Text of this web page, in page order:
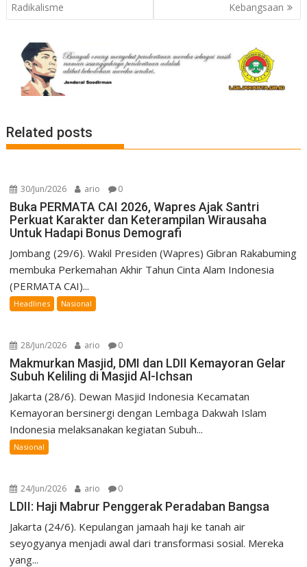
Radikalisme
Kebangsaan
Related posts
30/Jun/2026 ario 0
Buka PERMATA CAI 2026, Wapres Ajak Santri
Perkuat Karakter dan Keterampilan Wirausaha
Untuk Hadapi Bonus Demografi
Jombang (29/6). Wakil Presiden (Wapres) Gibran Rakabuming
membuka Perkemahan Akhir Tahun Cinta Alam Indonesia
(PERMATA CAI)...
Headlines Nasional
28/Jun/2026 ario 0
Makmurkan Masjid, DMI dan LDII Kemayoran Gelar
Subuh Keliling di Masjid Al-Ichsan
Jakarta (28/6). Dewan Masjid Indonesia Kecamatan
Kemayoran bersinergi dengan Lembaga Dakwah Islam
Indonesia melaksanakan kegiatan Subuh...
Nasional
24/Jun/2026 ario 0
LDII: Haji Mabrur Penggerak Peradaban Bangsa
Jakarta (24/6). Kepulangan jamaah haji ke tanah air
seyogyanya menjadi awal dari transformasi sosial. Mereka
yang...